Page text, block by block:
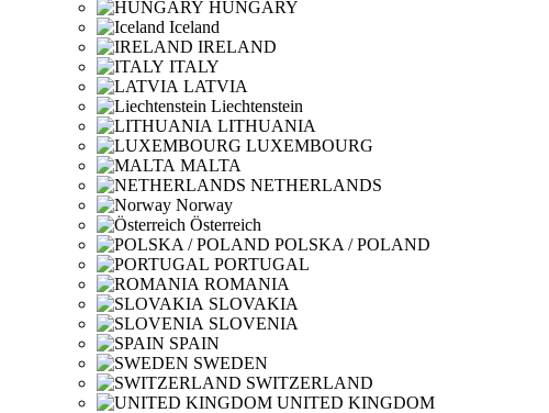
HUNGARY
Iceland
IRELAND
ITALY
LATVIA
Liechtenstein
LITHUANIA
LUXEMBOURG
MALTA
NETHERLANDS
Norway
Österreich
POLSKA / POLAND
PORTUGAL
ROMANIA
SLOVAKIA
SLOVENIA
SPAIN
SWEDEN
SWITZERLAND
UNITED KINGDOM